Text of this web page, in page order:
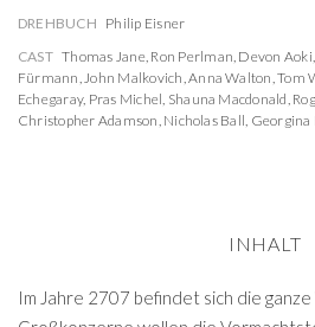
DREHBUCH Philip Eisner
CAST Thomas Jane, Ron Perlman, Devon Aoki,
Fürmann,John Malkovich,Anna Walton,Tom
Echegaray, Pras Michel, Shauna Macdonald,
Christopher Adamson, Nicholas Ball,
INHALT
Im Jahre 2707 befindet sich die